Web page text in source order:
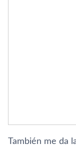
También me da